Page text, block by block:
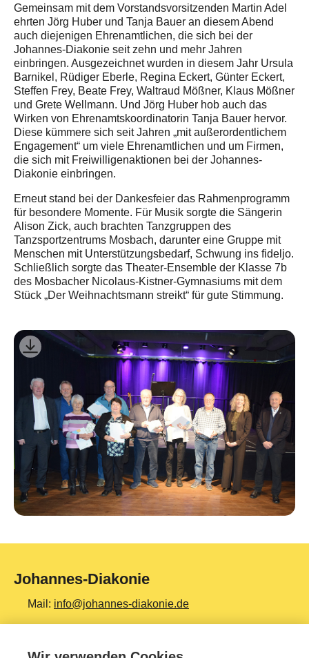
Gemeinsam mit dem Vorstandsvorsitzenden Martin Adel
ehrten Jörg Huber und Tanja Bauer an diesem Abend
auch diejenigen Ehrenamtlichen, die sich bei der
Johannes-Diakonie seit zehn und mehr Jahren
einbringen. Ausgezeichnet wurden in diesem Jahr Ursula
Barnikel, Rüdiger Eberle, Regina Eckert, Günter Eckert,
Steffen Frey, Beate Frey, Waltraud Mößner, Klaus Mößner
und Grete Wellmann. Und Jörg Huber hob auch das
Wirken von Ehrenamtskoordinatorin Tanja Bauer hervor.
Diese kümmere sich seit Jahren „mit außerordentlichem
Engagement“ um viele Ehrenamtlichen und um Firmen,
die sich mit Freiwilligenaktionen bei der Johannes-
Diakonie einbringen.
Erneut stand bei der Dankesfeier das Rahmenprogramm
für besondere Momente. Für Musik sorgte die Sängerin
Alison Zick, auch brachten Tanzgruppen des
Tanzsportzentrums Mosbach, darunter eine Gruppe mit
Menschen mit Unterstützungsbedarf, Schwung ins fideljo.
Schließlich sorgte das Theater-Ensemble der Klasse 7b
des Mosbacher Nicolaus-Kistner-Gymnasiums mit dem
Stück „Der Weihnachtsmann streikt“ für gute Stimmung.
Johannes-Diakonie
Mail: info@johannes-diakonie.de
Tel:06261 - 88-0